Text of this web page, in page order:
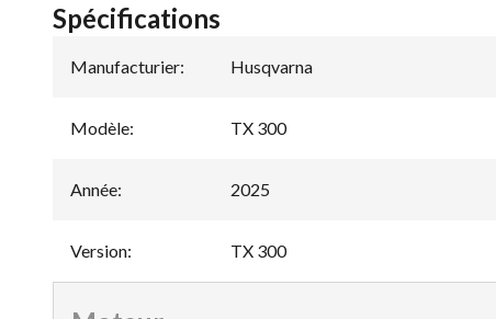
Spécifications
Manufacturier: Husqvarna
Modèle: TX 300
Année: 2025
Version: TX 300